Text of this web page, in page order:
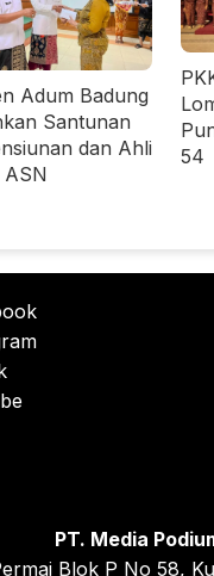
Adum Badung
Santunan
dan Ahli
ASN
54
PT. Media
Blok P No 58,